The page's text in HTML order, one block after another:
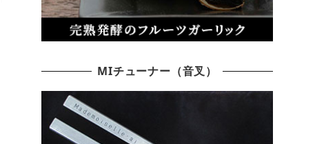
MIチューナー（音叉）